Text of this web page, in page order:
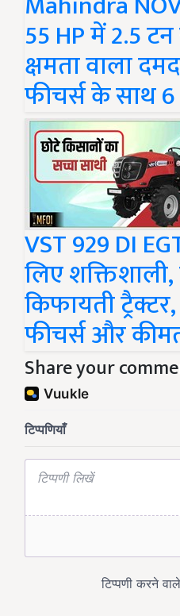
55 HP में 2.5
क्षमता वाला
फीचर्स के साथ 6
VST 929 DI
लिए
किफायती
फीचर्स और
Share your